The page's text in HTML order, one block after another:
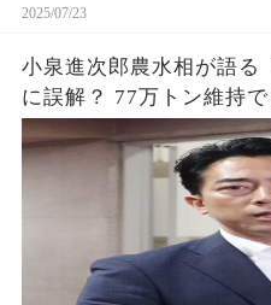
2025/07/23
小泉進次郎農水相が語る
に誤解？ 77万トン維持
は？